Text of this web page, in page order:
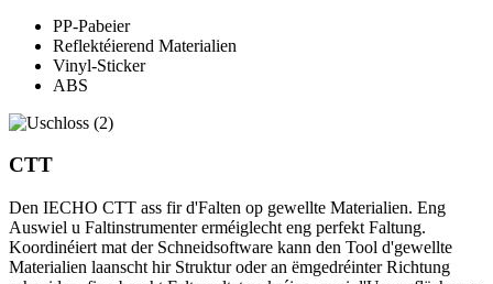
PP-Pabeier
Reflektéierend Materialien
Vinyl-Sticker
ABS
CTT
Den IECHO CTT ass fir d'Falten op gewellte Materialien. Eng
Auswiel u Faltinstrumenter erméiglecht eng perfekt Faltung.
Koordinéiert mat der Schneidsoftware kann den Tool d'gewellte
Materialien laanscht hir Struktur oder an ëmgedréinter Richtung